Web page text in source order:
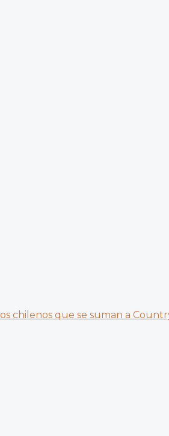
chilenos que se suman a